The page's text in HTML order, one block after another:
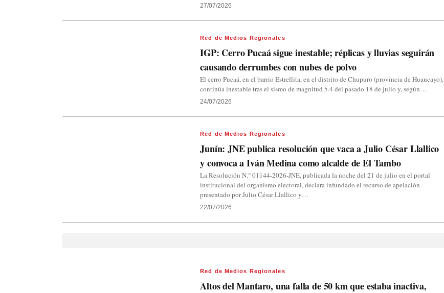
27/07/2026
Red de Medios Regionales
IGP: Cerro Pucaá sigue inestable; réplicas y lluvias seguirán
causando derrumbes con nubes de polvo
El cerro Pucaá, en el barrio Estrellita, en el distrito de Chupuro (provincia de Huancayo),
continúa inestable tras el sismo de magnitud 5.4 del pasado 18 de julio y, según…
24/07/2026
Red de Medios Regionales
Junín: JNE publica resolución que vaca a Julio César Llallico
y convoca a Iván Medina como alcalde de El Tambo
La Resolución N.° 01144-2026-JNE, publicada la noche del 21 de julio en el portal
institucional del organismo electoral, declara infundado el recurso de apelación
presentado por Julio César Llallico y…
22/07/2026
Red de Medios Regionales
Altos del Mantaro, una falla de 50 km que estaba inactiva,